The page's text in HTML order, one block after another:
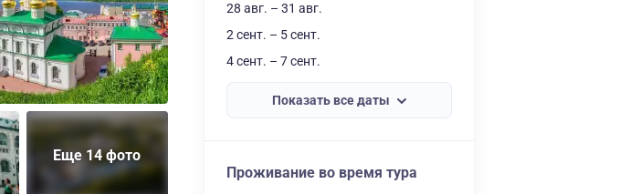
Еще 14 фото
28 авг. – 31 авг.
2 сент. – 5 сент.
4 сент. – 7 сент.
Показать все даты
Проживание во время тура